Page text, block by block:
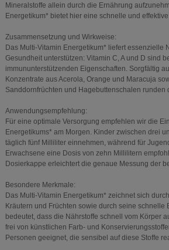
Mineralstoffe allein durch die Ernährung
Energetikum* bietet hier eine schnelle und
Zusammensetzung und Wirkweise:
Das Multi-Vitamin Energetikum* liefert essenzielle
Gesundheit unterstützen: Vitamin C, A und D sind
immununterstützenden Eigenschaften. Sorgfältig
Konzentrate aus Acerola, Orange und Maracuja
Sanddornfrüchten und Hagebuttenschalen runden
Anwendungsempfehlung:
Für eine optimale Versorgung empfehlen wir die
Energetikums* am Morgen. Kinder zwischen drei
täglich fünf Milliliter einnehmen, während für
Erwachsene eine Dosis von zehn Millilitern
Dosierkappe erleichtert die genaue Messung der
Besondere Merkmale:
Das Multi-Vitamin Energetikum* zeichnet sich
Kräutern und Früchten sowie durch seine schnelle
bedeutet, dass die Nährstoffe schnell vom Körper
frei von künstlichen Farb- und
Personen geeignet, die sensibel auf diese Stoffe